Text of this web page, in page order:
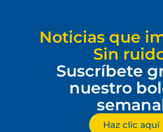
Noticias que
Sin
Suscríbete
nuestro
Haz clic aquí